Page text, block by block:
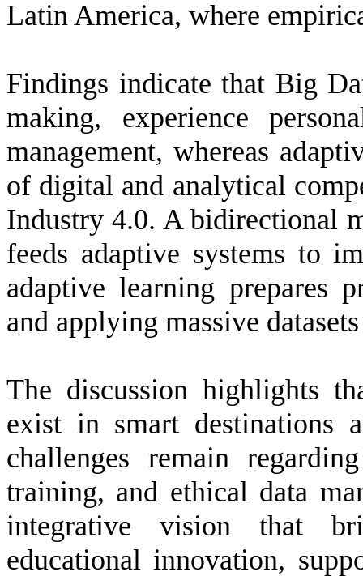
Latin America, where
Findings indicate that Big
making, experience
management, whereas
of digital and analytical
Industry 4.0. A bidirectional
feeds adaptive systems to
adaptive learning prepares
and applying massive
The discussion highlights
exist in smart destinations
challenges remain
training, and ethical data
integrative vision that
educational innovation,